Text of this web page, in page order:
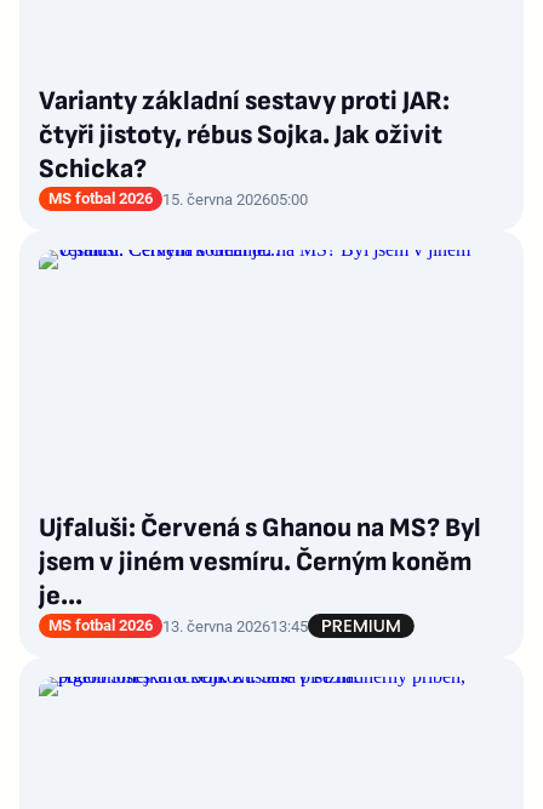
Varianty základní sestavy proti JAR:
čtyři jistoty, rébus Sojka. Jak oživit
Schicka?
MS fotbal 2026 15. června 202605:00
Ujfaluši: Červená s Ghanou na MS? Byl
jsem v jiném vesmíru. Černým koněm
je...
MS fotbal 2026 13. června 202613:45